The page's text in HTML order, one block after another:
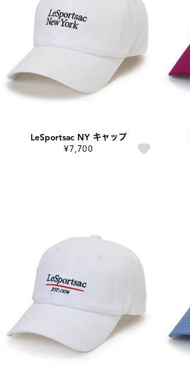
LeSportsac NY キャップ
¥7,700